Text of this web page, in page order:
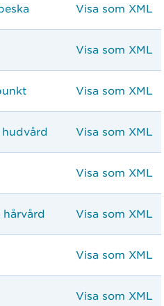
Visa som XML
Visa som XML
Visa som XML
Visa som XML
Visa som XML
Visa som XML
Visa som XML
Visa som XML